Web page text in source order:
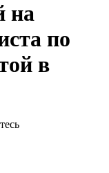
на
по
в